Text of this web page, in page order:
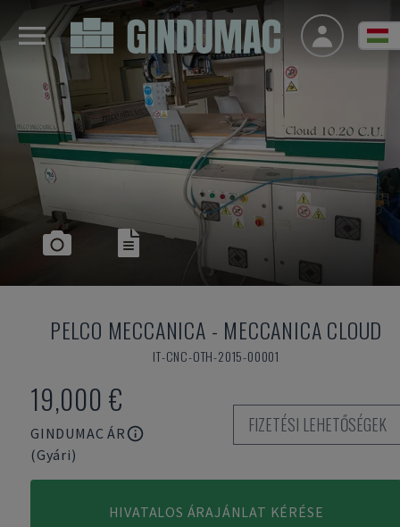
PELCO MECCANICA - MECCANICA CLOUD
IT-CNC-OTH-2015-00001
19,000 €
GINDUMAC ÁR
(Gyári)
FIZETÉSI LEHETŐSÉGEK
HIVATALOS ÁRAJÁNLAT KÉRÉSE